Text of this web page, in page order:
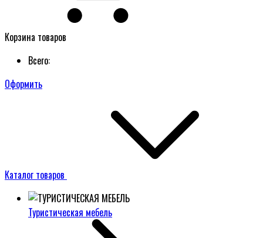
Корзина товаров
Всего:
Оформить
Каталог товаров
Туристическая мебель